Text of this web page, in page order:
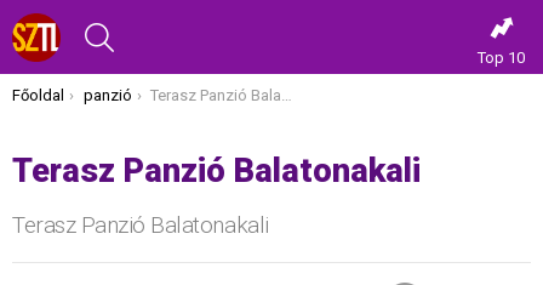
Top 10
Itt vagy most:
Főoldal panzió Terasz Panzió Balatonakali
Terasz Panzió Balatonakali
Terasz Panzió Balatonakali